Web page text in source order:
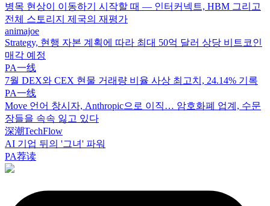
병목 현상이 이동하기 시작할 때 — 인터커넥트, HBM 그리고
전체 스토리지 제국의 재평가
animajoe
Strategy, 현행 자본 계획에 따라 최대 50억 달러 상당 비트코인
매각 예정
PA一线
7월 DEX와 CEX 현물 거래량 비율 사상 최고치, 24.14% 기록
PA一线
Move 언어 창시자, Anthropic으로 이직… 암호화폐 업계, 수문
장들을 속속 잃고 있다
深潮TechFlow
AI 기업 뒤의 '그녀' 파워
PA荐读